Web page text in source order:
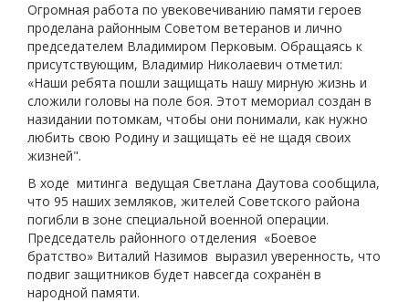
Огромная работа по увековечиванию памяти героев
проделана районным Советом ветеранов и лично
председателем Владимиром Перковым. Обращаясь к
присутствующим, Владимир Николаевич отметил:
«Наши ребята пошли защищать нашу мирную жизнь и
сложили головы на поле боя. Этот мемориал создан в
назидании потомкам, чтобы они понимали, как нужно
любить свою Родину и защищать её не щадя своих
жизней".
В ходе митинга ведущая Светлана Даутова сообщила,
что 95 наших земляков, жителей Советского района
погибли в зоне специальной военной операции.
Председатель районного отделения «Боевое
братство» Виталий Назимов выразил уверенность, что
подвиг защитников будет навсегда сохранён в
народной памяти.